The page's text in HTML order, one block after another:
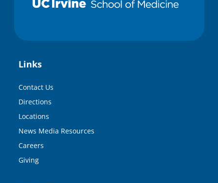
Links
Contact Us
Directions
Locations
News Media Resources
Careers
Giving